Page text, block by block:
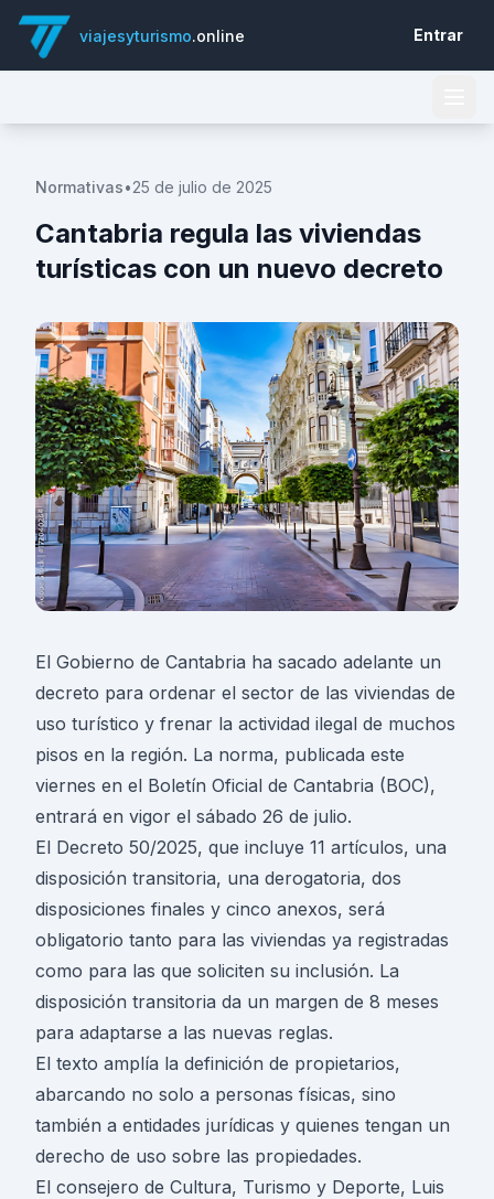
viajesyturismo.online Entrar
Normativas•25 de julio de 2025
Cantabria regula las viviendas
turísticas con un nuevo decreto
El Gobierno de Cantabria ha sacado adelante un
decreto para ordenar el sector de las viviendas de
uso turístico y frenar la actividad ilegal de muchos
pisos en la región. La norma, publicada este
viernes en el Boletín Oficial de Cantabria (BOC),
entrará en vigor el sábado 26 de julio.
El Decreto 50/2025, que incluye 11 artículos, una
disposición transitoria, una derogatoria, dos
disposiciones finales y cinco anexos, será
obligatorio tanto para las viviendas ya registradas
como para las que soliciten su inclusión. La
disposición transitoria da un margen de 8 meses
para adaptarse a las nuevas reglas.
El texto amplía la definición de propietarios,
abarcando no solo a personas físicas, sino
también a entidades jurídicas y quienes tengan un
derecho de uso sobre las propiedades.
El consejero de Cultura, Turismo y Deporte, Luis